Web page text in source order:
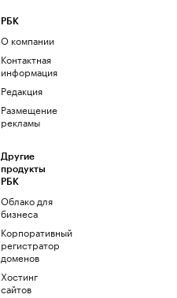
РБК
О компании
Контактная
информация
Редакция
Размещение
рекламы
Другие
продукты
РБК
Облако для
бизнеса
Корпоративный
регистратор
доменов
Хостинг
сайтов